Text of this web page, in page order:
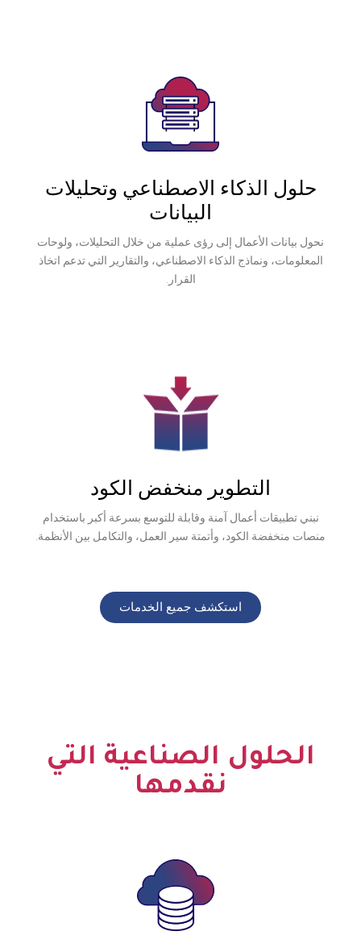
الاصطناعي وتحليلات
إلى رؤى عملية من خلال التحليلات، ولوحات
الذكاء الاصطناعي، والتقارير التي تدعم اتخاذ
منخفض الكود
آمنة وقابلة للتوسع بسرعة أكبر باستخدام
وأتمتة سير العمل، والتكامل بين الأنظمة.
استكشف جميع الخدمات
الصناعية التي